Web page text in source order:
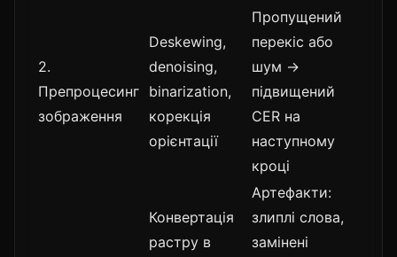
2.
Препроцесинг
зображення
Deskewing,
denoising,
binarization,
корекція
орієнтації
Пропущений
перекіс або
шум →
підвищений
CER на
наступному
кроці
Конвертація
растру в
Артефакти:
злиплі слова,
замінені